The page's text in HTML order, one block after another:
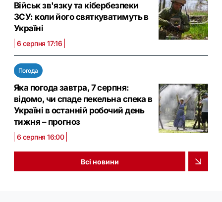
Військ зв'язку та кібербезпеки
ЗСУ: коли його святкуватимуть в
Україні
6 серпня 17:16
Погода
Яка погода завтра, 7 серпня:
відомо, чи спаде пекельна спека в
Україні в останній робочий день
тижня – прогноз
6 серпня 16:00
Всі новини